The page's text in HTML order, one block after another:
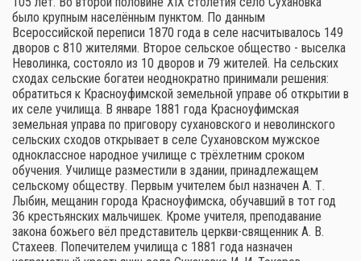
было крупным населённым пунктом. По данным
Всероссийской переписи 1870 года в селе насчитывалось 149
дворов с 810 жителями. Второе сельское общество - выселка
Неволинка, состояло из 10 дворов и 79 жителей. На сельских
сходах сельские богатеи неоднократно принимали решения:
обратиться к Красноуфимской земельной управе об открытии в
их селе училища. В январе 1881 года Красноуфимская
земельная управа по приговору сухановского и неволинского
сельских сходов открывает в селе Сухановском мужское
одноклассное народное училище с трёхлетним сроком
обучения. Училище разместили в здании, принадлежащем
сельскому обществу. Первым учителем был назначен А. Т.
Лыбин, мещанин города Красноуфимска, обучавший в тот год
36 крестьянских мальчишек. Кроме учителя, преподавание
закона божьего вёл представитель церкви-священник А. В.
Стахеев. Попечителем училища с 1881 года назначен